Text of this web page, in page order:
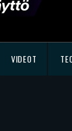
VIDEOT